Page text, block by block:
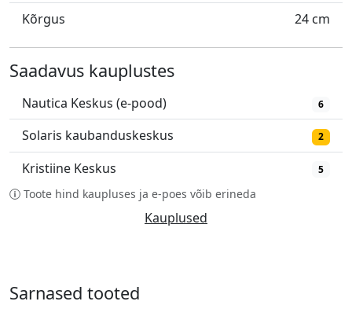
Kõrgus
24 cm
Saadavus kauplustes
Nautica Keskus (e-pood) 6
Solaris kaubanduskeskus 2
Kristiine Keskus 5
Toote hind kaupluses ja e-poes võib erineda
Kauplused
Sarnased tooted